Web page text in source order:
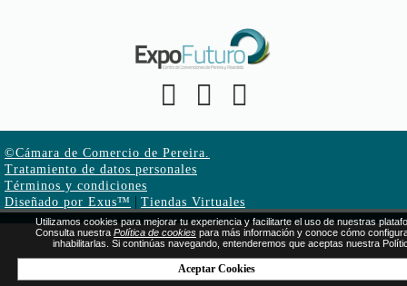
©Cámara de Comercio de Pereira.
Tratamiento de datos personales
Términos y condiciones
Diseñado por Exus™ | Tiendas Virtuales
Utilizamos cookies para mejorar tu experiencia y facilitarte el uso de nuestras
Consulta nuestra Política de cookies para más información y conoce cómo
inhabilitarlas. Si continúas navegando, entenderemos que aceptas nuestra
Aceptar Cookies